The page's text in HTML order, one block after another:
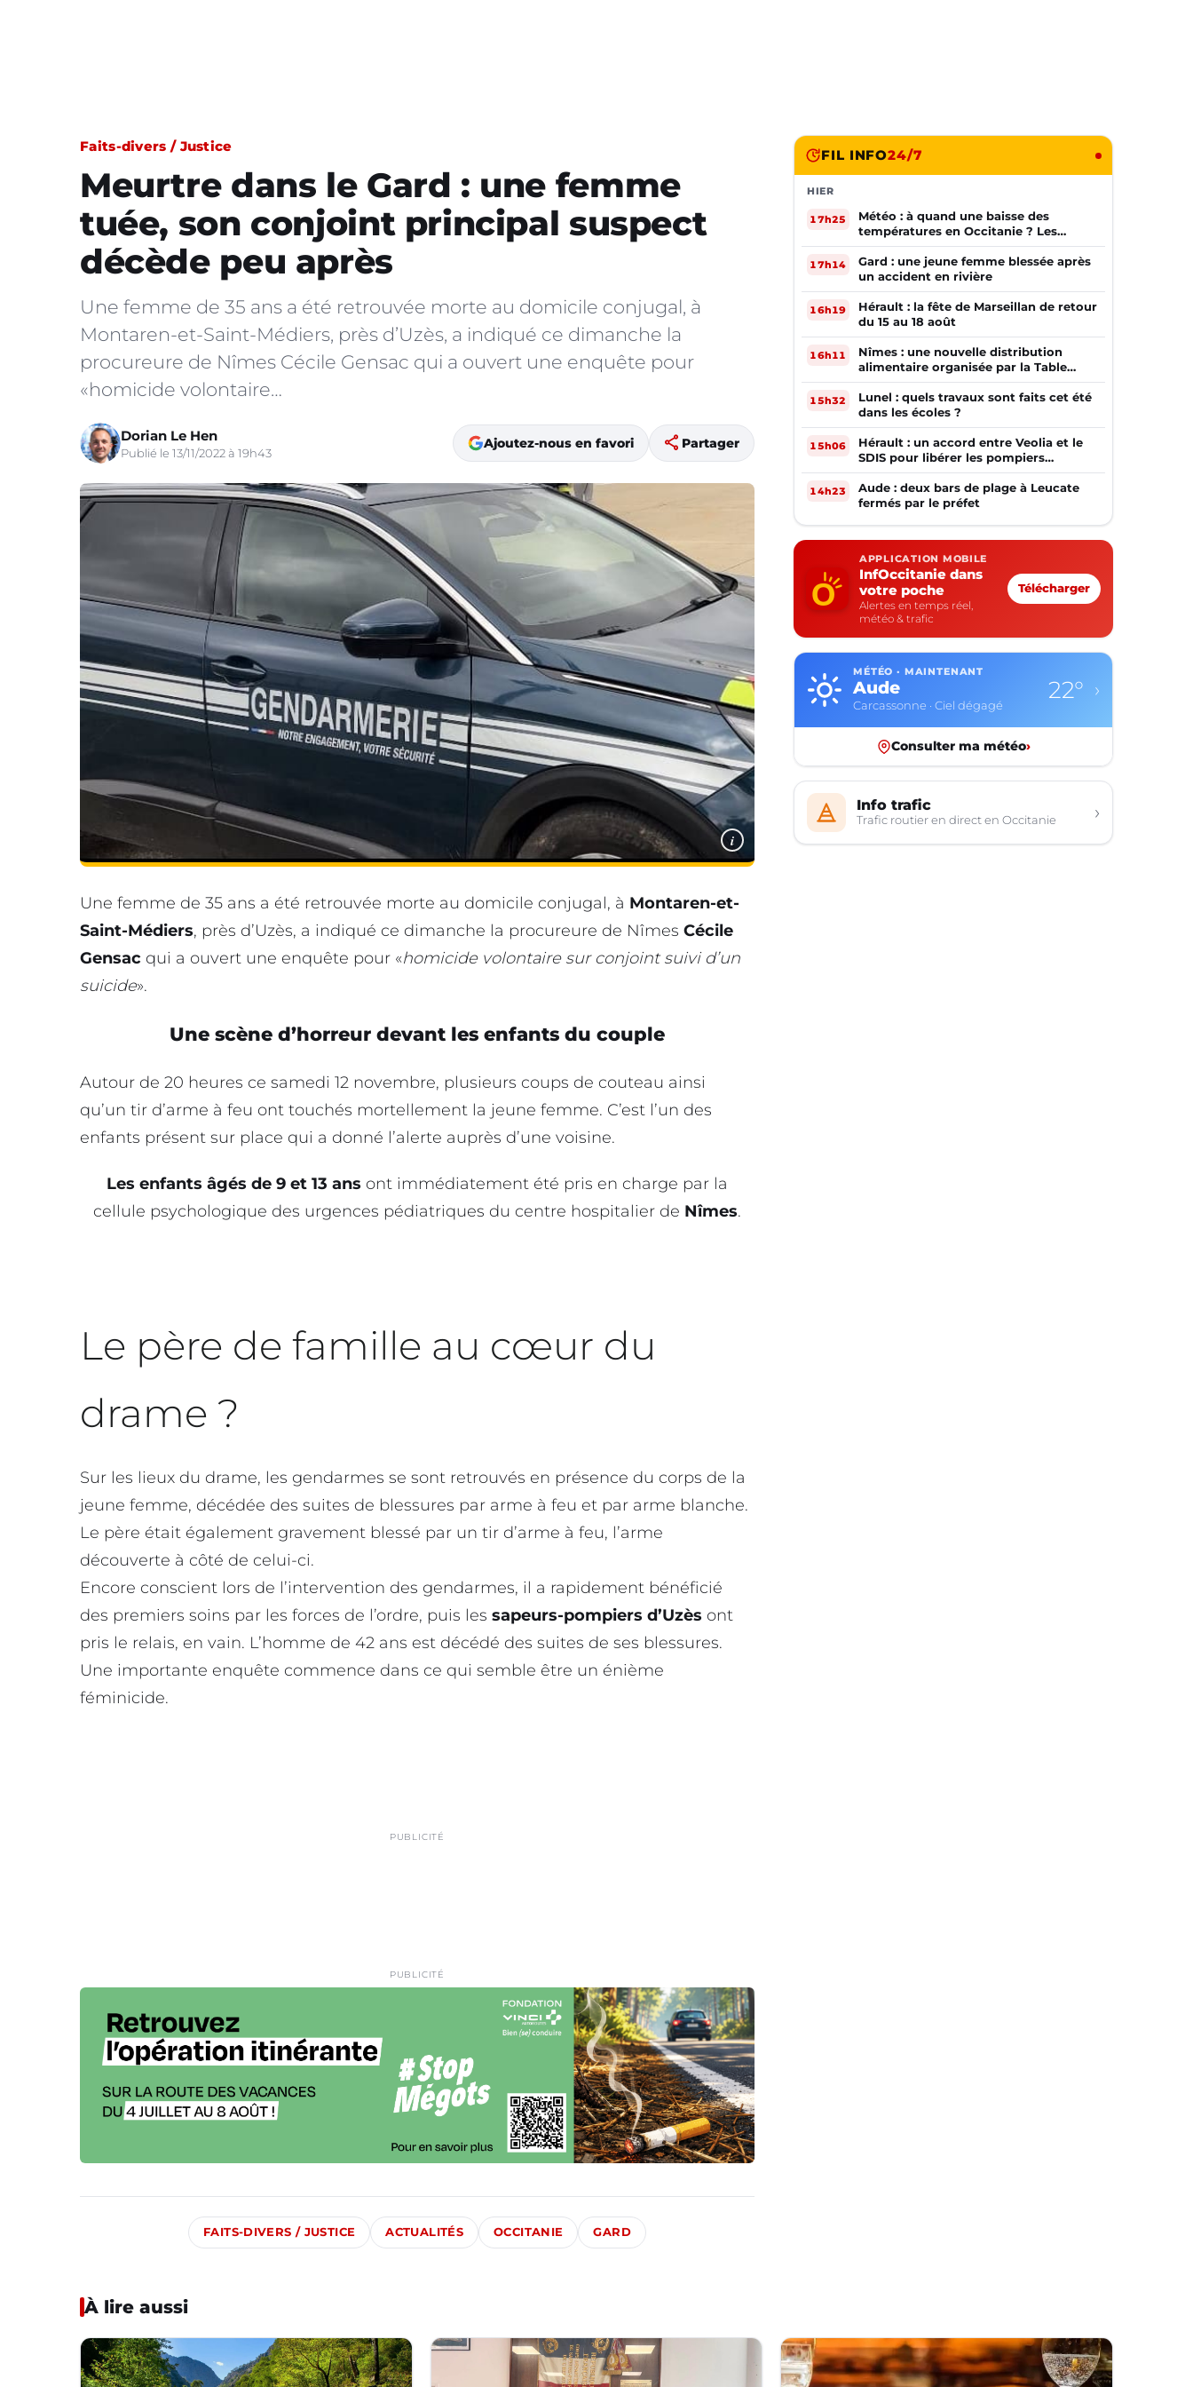
Faits-divers / Justice
Meurtre dans le Gard : une femme
tuée, son conjoint principal suspect
décède peu après
Une femme de 35 ans a été retrouvée morte au domicile conjugal, à
Montaren-et-Saint-Médiers, près d’Uzès, a indiqué ce dimanche la
procureure de Nîmes Cécile Gensac qui a ouvert une enquête pour
«homicide volontaire…
Dorian Le Hen
Publié le 13/11/2022 à 19h43
Ajoutez-nous en favori share Partager
i
Une femme de 35 ans a été retrouvée morte au domicile conjugal, à Montaren-et-
Saint-Médiers, près d’Uzès, a indiqué ce dimanche la procureure de Nîmes Cécile
Gensac qui a ouvert une enquête pour «homicide volontaire sur conjoint suivi d’un
suicide».
Une scène d’horreur devant les enfants du couple
Autour de 20 heures ce samedi 12 novembre, plusieurs coups de couteau ainsi
qu’un tir d’arme à feu ont touchés mortellement la jeune femme. C’est l’un des
enfants présent sur place qui a donné l’alerte auprès d’une voisine.
Les enfants âgés de 9 et 13 ans ont immédiatement été pris en charge par la
cellule psychologique des urgences pédiatriques du centre hospitalier de Nîmes.
Le père de famille au cœur du
drame ?
Sur les lieux du drame, les gendarmes se sont retrouvés en présence du corps de la
jeune femme, décédée des suites de blessures par arme à feu et par arme blanche.
Le père était également gravement blessé par un tir d’arme à feu, l’arme
découverte à côté de celui-ci.
Encore conscient lors de l’intervention des gendarmes, il a rapidement bénéficié
des premiers soins par les forces de l’ordre, puis les sapeurs-pompiers d’Uzès ont
pris le relais, en vain. L’homme de 42 ans est décédé des suites de ses blessures.
Une importante enquête commence dans ce qui semble être un énième
féminicide.
PUBLICITÉ
PUBLICITÉ
FAITS-DIVERS / JUSTICE ACTUALITÉS OCCITANIE GARD
FIL INFO24/7
HIER
17h25
Météo : à quand une baisse des
températures en Occitanie ? Les
prévisions
17h14
Gard : une jeune femme blessée après
un accident en rivière
16h19
Hérault : la fête de Marseillan de retour
du 15 au 18 août
16h11
Nîmes : une nouvelle distribution
alimentaire organisée par la Table
Ouverte
15h32
Lunel : quels travaux sont faits cet été
dans les écoles ?
15h06
Hérault : un accord entre Veolia et le
SDIS pour libérer les pompiers
volontaires
14h23
Aude : deux bars de plage à Leucate
fermés par le préfet
APPLICATION MOBILE
InfOccitanie dans
votre poche
Alertes en temps réel,
météo & trafic
Télécharger
MÉTÉO · MAINTENANT
Aude
Carcassonne · Ciel dégagé
22° ›
Consulter ma météo›
Info trafic
Trafic routier en direct en Occitanie ›
À lire aussi